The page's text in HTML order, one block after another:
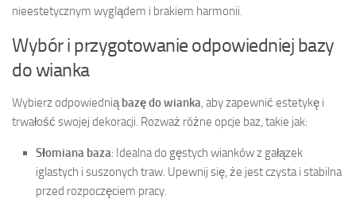
nieestetycznym wyglądem i brakiem harmonii.
Wybór i przygotowanie odpowiedniej bazy
do wianka
Wybierz odpowiednią bazę do wianka , aby zapewnić estetykę i
trwałość swojej dekoracji. Rozważ różne opcje baz, takie jak:
Słomiana baza: Idealna do gęstych wianków z gałązek
iglastych i suszonych traw. Upewnij się, że jest czysta i stabilna
przed rozpoczęciem pracy.